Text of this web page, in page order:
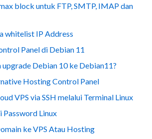
block untuk FTP, SMTP, IMAP dan
whitelist IP Address
Panel di Debian 11
upgrade Debian 10 ke Debian11?
Hosting Control Panel
VPS via SSH melalui Terminal Linux
Password Linux
ke VPS Atau Hosting